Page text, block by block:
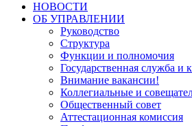
НОВОСТИ
ОБ УПРАВЛЕНИИ
Руководство
Структура
Функции и полномочия
Государственная служба и
Внимание вакансии!
Коллегиальные и
Общественный совет
Аттестационная комиссия